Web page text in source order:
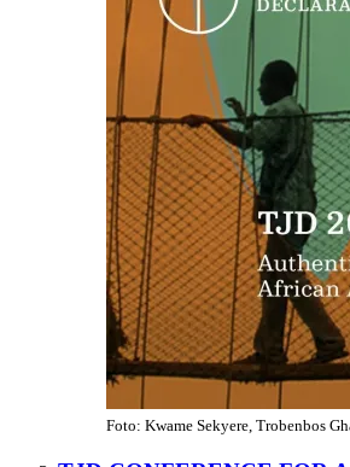
Foto: Kwame Sekyere, Trobenbos